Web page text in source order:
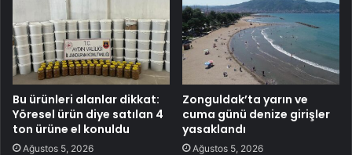
Bu ürünleri alanlar dikkat:
Yöresel ürün diye satılan 4
ton ürüne el konuldu
Ağustos 5, 2026
Zonguldak’ta yarın ve
cuma günü denize girişler
yasaklandı
Ağustos 5, 2026